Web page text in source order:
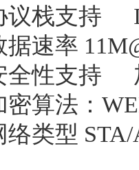
议栈支持
据速率
全性支持
密算法：
络类型